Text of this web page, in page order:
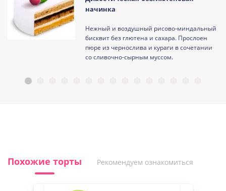
начинка
Нежный и воздушный рисово-миндальный
бисквит без глютена и сахара. Прослоен
пюре из чернослива и кураги в сочетании
со сливочно-сырным муссом.
Похожие торты Рекомендуем ознакомиться